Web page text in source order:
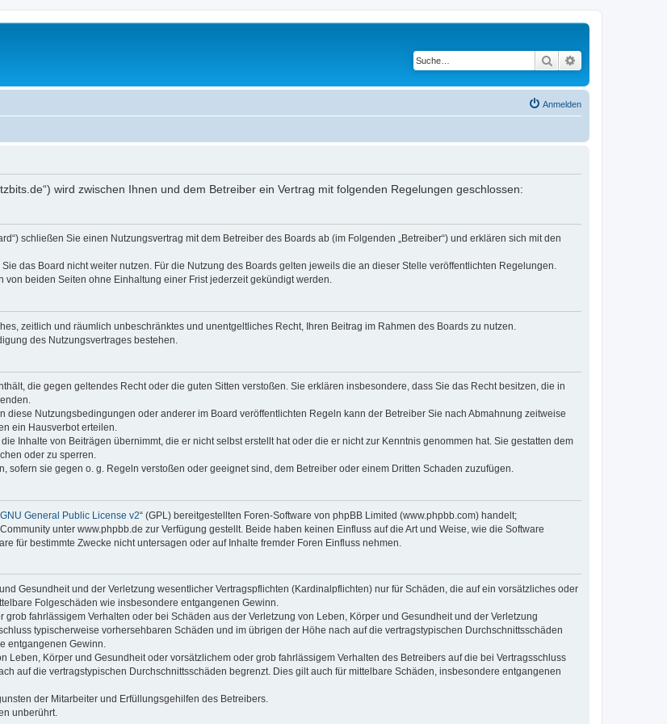
Suche
Anmelden
wird zwischen Ihnen und dem Betreiber ein Vertrag mit folgenden Regelungen geschlossen:
schließen Sie einen Nutzungsvertrag mit dem Betreiber des Boards ab (im Folgenden „Betreiber“) und erklären sich mit den
das Board nicht weiter nutzen. Für die Nutzung des Boards gelten jeweils die an dieser Stelle veröffentlichten Regelungen.
beiden Seiten ohne Einhaltung einer Frist jederzeit gekündigt werden.
zeitlich und räumlich unbeschränktes und unentgeltliches Recht, Ihren Beitrag im Rahmen des Boards zu nutzen.
des Nutzungsvertrages bestehen.
die gegen geltendes Recht oder die guten Sitten verstoßen. Sie erklären insbesondere, dass Sie das Recht besitzen, die in
diese Nutzungsbedingungen oder anderer im Board veröffentlichten Regeln kann der Betreiber Sie nach Abmahnung zeitweise
ein Hausverbot erteilen.
Inhalte von Beiträgen übernimmt, die er nicht selbst erstellt hat oder die er nicht zur Kenntnis genommen hat. Sie gestatten dem
oder zu sperren.
sofern sie gegen o. g. Regeln verstoßen oder geeignet sind, dem Betreiber oder einem Dritten Schaden zuzufügen.
GNU General Public License v2“ (GPL) bereitgestellten Foren-Software von phpBB Limited (www.phpbb.com) handelt;
unter www.phpbb.de zur Verfügung gestellt. Beide haben keinen Einfluss auf die Art und Weise, wie die Software
für bestimmte Zwecke nicht untersagen oder auf Inhalte fremder Foren Einfluss nehmen.
Gesundheit und der Verletzung wesentlicher Vertragspflichten (Kardinalpflichten) nur für Schäden, die auf ein vorsätzliches oder
Folgeschäden wie insbesondere entgangenen Gewinn.
fahrlässigem Verhalten oder bei Schäden aus der Verletzung von Leben, Körper und Gesundheit und der Verletzung
typischerweise vorhersehbaren Schäden und im übrigen der Höhe nach auf die vertragstypischen Durchschnittsschäden
entgangenen Gewinn.
Leben, Körper und Gesundheit oder vorsätzlichem oder grob fahrlässigem Verhalten des Betreibers auf die bei Vertragsschluss
auf die vertragstypischen Durchschnittsschäden begrenzt. Dies gilt auch für mittelbare Schäden, insbesondere entgangenen
der Mitarbeiter und Erfüllungsgehilfen des Betreibers.
unberührt.